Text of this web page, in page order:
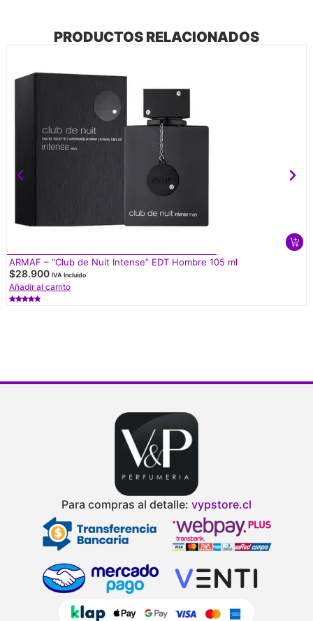
PRODUCTOS RELACIONADOS
ARMAF – “Club de Nuit Intense” EDT Hombre 105 ml
$28.900 IVA Incluido
Añadir al carrito
Para compras al detalle: vypstore.cl